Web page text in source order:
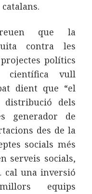
que la
contra les
polítics
científica vull
dient que “el
dels
generador de
des de la
socials més
serveis socials,
cal una inversió
equips